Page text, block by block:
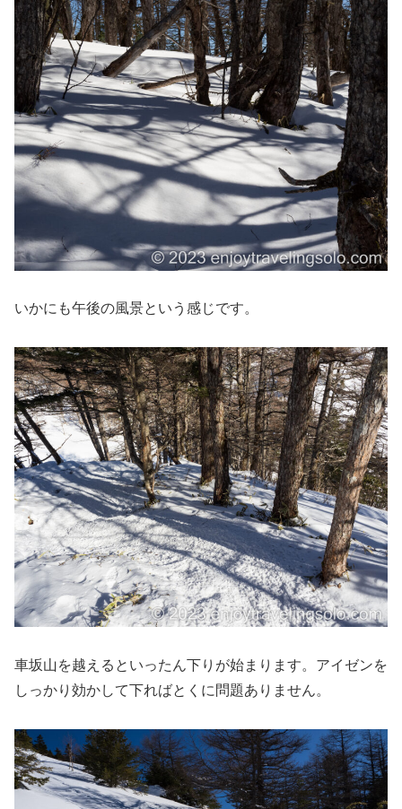
いかにも午後の風景という感じです。
車坂山を越えるといったん下りが始まります。アイゼンを
しっかり効かして下ればとくに問題ありません。